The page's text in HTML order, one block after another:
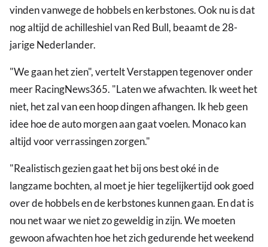
vinden vanwege de hobbels en kerbstones. Ook nu is dat
nog altijd de achilleshiel van Red Bull, beaamt de 28-
jarige Nederlander.
"We gaan het zien", vertelt Verstappen tegenover onder
meer RacingNews365. "Laten we afwachten. Ik weet het
niet, het zal van een hoop dingen afhangen. Ik heb geen
idee hoe de auto morgen aan gaat voelen. Monaco kan
altijd voor verrassingen zorgen."
"Realistisch gezien gaat het bij ons best oké in de
langzame bochten, al moet je hier tegelijkertijd ook goed
over de hobbels en de kerbstones kunnen gaan. En dat is
nou net waar we niet zo geweldig in zijn. We moeten
gewoon afwachten hoe het zich gedurende het weekend